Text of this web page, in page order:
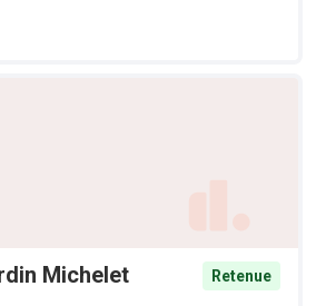
Michelet
Retenue